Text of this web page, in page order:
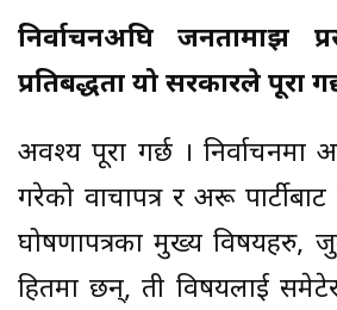
निर्वाचनअघि जनतामाझ
प्रतिबद्धता यो सरकारले पूरा
अवश्य पूरा गर्छ । निर्वाचनमा
गरेको वाचापत्र र अरू
घोषणापत्रका मुख्य विषयहरु,
हितमा छन्, ती विषयलाई